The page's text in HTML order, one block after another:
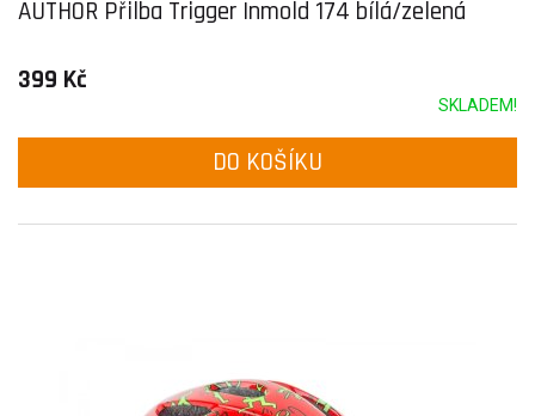
AUTHOR Přilba Trigger Inmold 174 bílá/zelená
399 Kč
SKLADEM!
DO KOŠÍKU